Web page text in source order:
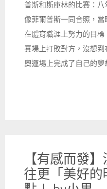
普斯和斯庫林的比賽：
像菲爾普斯一同合照，
在體育職涯上努力的目
賽場上打敗對方，沒想
奧運場上完成了自己的
【有感而發
往更「美好的